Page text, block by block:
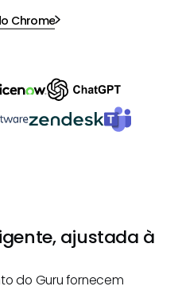
Chrome
ajustada à
do Guru fornecem